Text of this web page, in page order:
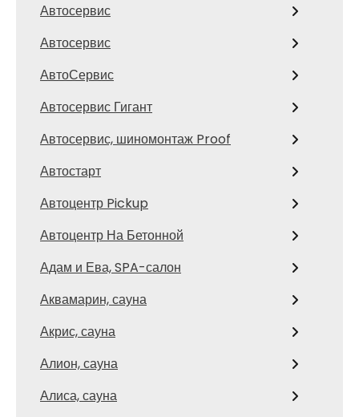
Автосервис
Автосервис
АвтоСервис
Автосервис Гигант
Автосервис, шиномонтаж Proof
Автостарт
Автоцентр Pickup
Автоцентр На Бетонной
Адам и Ева, SPA-салон
Аквамарин, сауна
Акрис, сауна
Алион, сауна
Алиса, сауна